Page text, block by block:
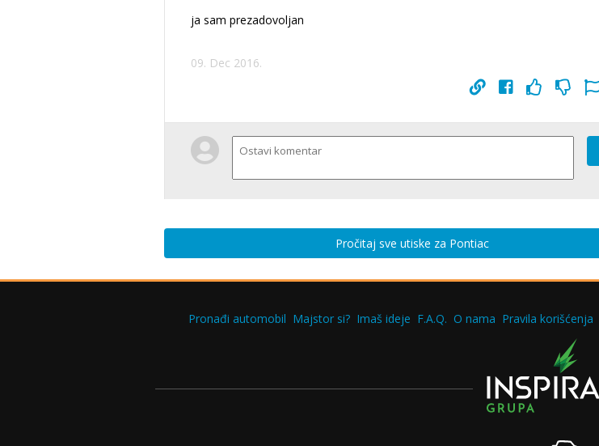
ja sam prezadovoljan
09. Dec 2016.
Pročitaj sve utiske za Pontiac
Pronađi automobil Majstor si? Imaš ideje F.A.Q. O nama Pravila korišćenja